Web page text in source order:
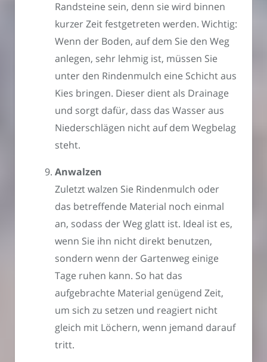
Randsteine sein, denn sie wird binnen
kurzer Zeit festgetreten werden. Wichtig:
Wenn der Boden, auf dem Sie den Weg
anlegen, sehr lehmig ist, müssen Sie
unter den Rindenmulch eine Schicht aus
Kies bringen. Dieser dient als Drainage
und sorgt dafür, dass das Wasser aus
Niederschlägen nicht auf dem Wegbelag
steht.
Anwalzen
Zuletzt walzen Sie Rindenmulch oder
das betreffende Material noch einmal
an, sodass der Weg glatt ist. Ideal ist es,
wenn Sie ihn nicht direkt benutzen,
sondern wenn der Gartenweg einige
Tage ruhen kann. So hat das
aufgebrachte Material genügend Zeit,
um sich zu setzen und reagiert nicht
gleich mit Löchern, wenn jemand darauf
tritt.